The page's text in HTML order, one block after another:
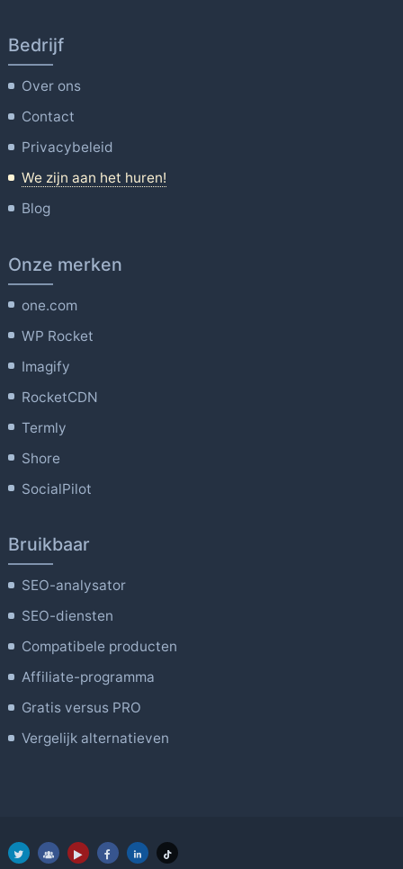
Bedrijf
Over ons
Contact
Privacybeleid
We zijn aan het huren!
Blog
Onze merken
one.com
WP Rocket
Imagify
RocketCDN
Termly
Shore
SocialPilot
Bruikbaar
SEO-analysator
SEO-diensten
Compatibele producten
Affiliate-programma
Gratis versus PRO
Vergelijk alternatieven